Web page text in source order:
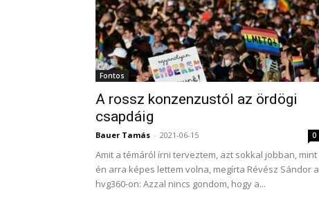
Fontos
A rossz konzenzustól az ördögi
csapdáig
Bauer Tamás - 2021-06-15 0
Amit a témáról írni terveztem, azt sokkal jobban, mint
én arra képes lettem volna, megírta Révész Sándor a
hvg360-on: Azzal nincs gondom, hogy a...